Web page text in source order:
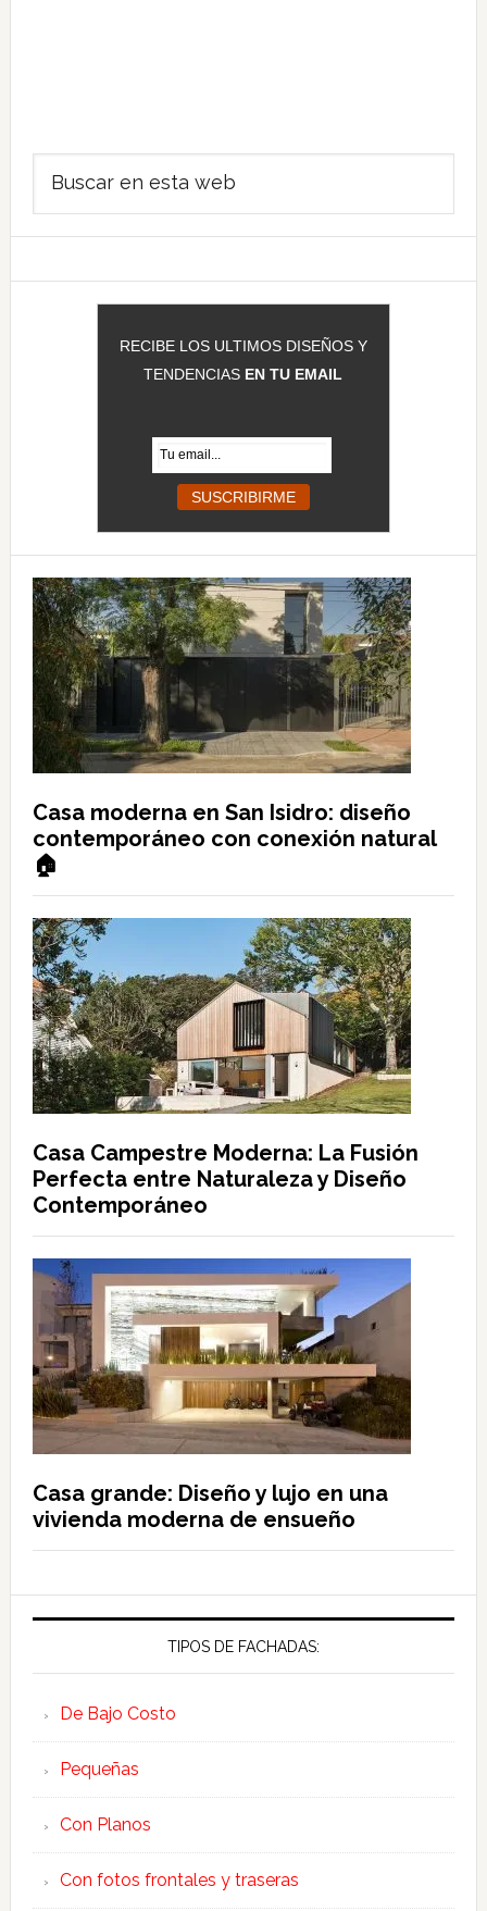
Barra
lateral
principal
RECIBE LOS ULTIMOS DISEÑOS Y
TENDENCIAS EN TU EMAIL
Casa moderna en San Isidro: diseño
contemporáneo con conexión natural
🏠
Casa Campestre Moderna: La Fusión
Perfecta entre Naturaleza y Diseño
Contemporáneo
Casa grande: Diseño y lujo en una
vivienda moderna de ensueño
TIPOS DE FACHADAS:
De Bajo Costo
Pequeñas
Con Planos
Con fotos frontales y traseras